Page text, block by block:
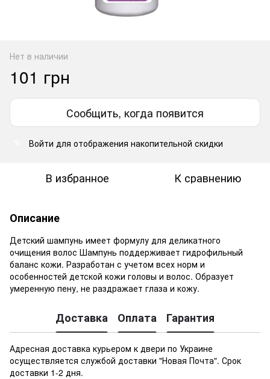
Нет в наличии
101 грн
Сообщить, когда появится
Войти для отображения накопительной скидки
В избранное К сравнению
Описание
Детский шампунь имеет формулу для деликатного
очищения волос Шампунь поддерживает гидрофильный
баланс кожи. Разработан с учетом всех норм и
особенностей детской кожи головы и волос. Образует
умеренную пену, не раздражает глаза и кожу.
Доставка Оплата Гарантия
Адресная доставка курьером к двери по Украине
осуществляется службой доставки "Новая Почта". Срок
доставки 1-2 дня.